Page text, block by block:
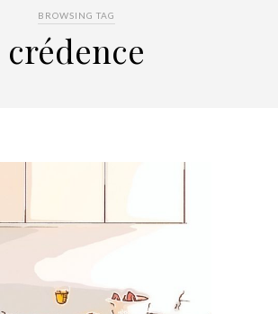
BROWSING TAG
crédence